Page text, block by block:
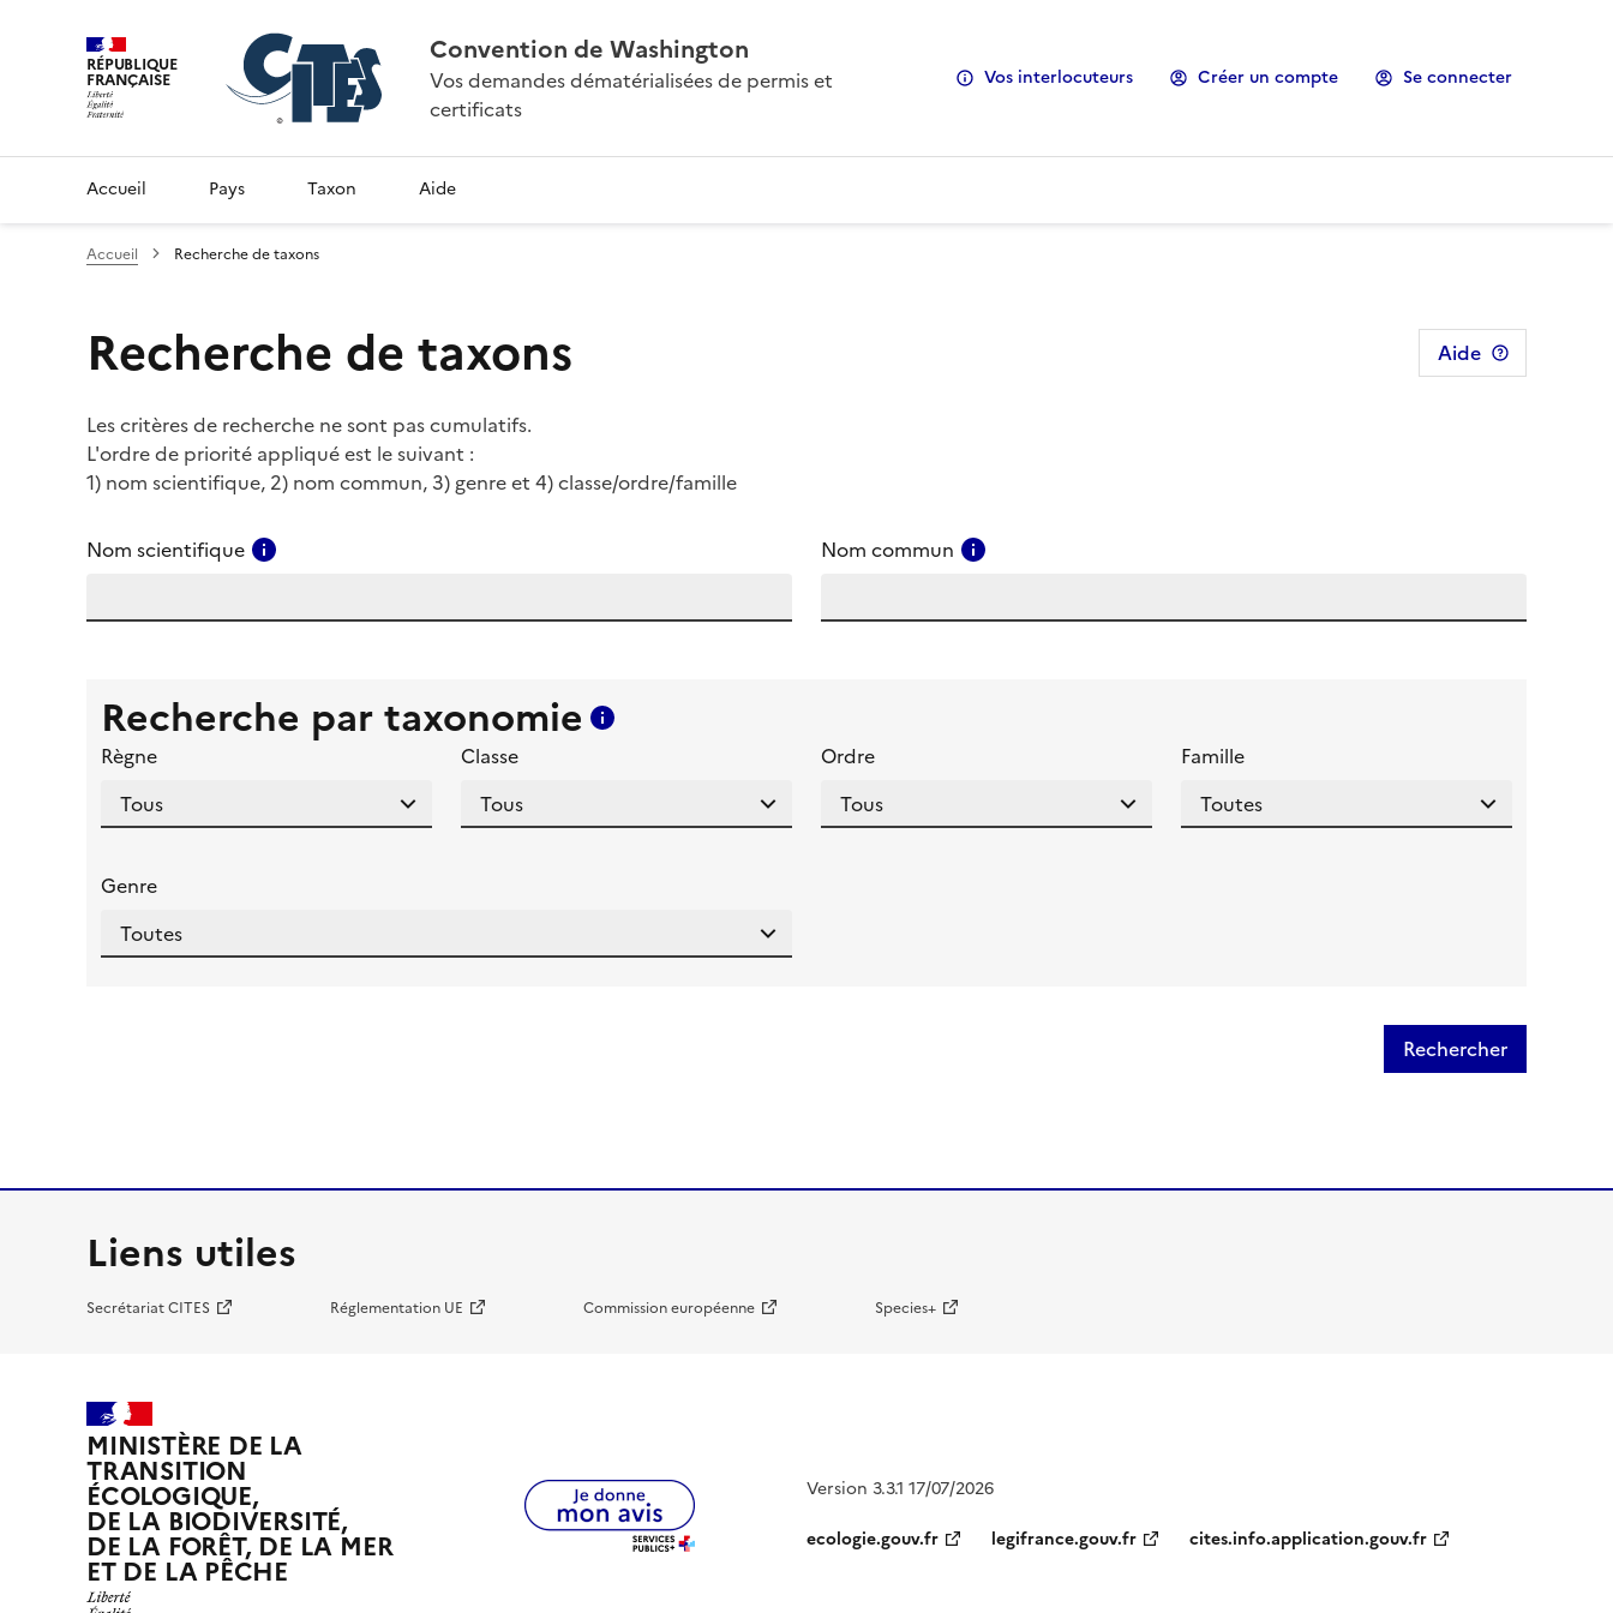
RÉPUBLIQUE
FRANÇAISE
Convention de Washington
Vos demandes dématérialisées de permis et
certificats
Vos interlocuteurs Créer un compte Se connecter
Accueil Pays Taxon Aide
Accueil Recherche de taxons
Recherche de taxons Aide
Les critères de recherche ne sont pas cumulatifs.
L'ordre de priorité appliqué est le suivant :
1) nom scientifique, 2) nom commun, 3) genre et 4) classe/ordre/famille
Nom scientifique Nom commun
Recherche par taxonomie
Règne
Classe Ordre Famille
Genre
Rechercher
Liens utiles
Secrétariat CITES Réglementation UE Commission européenne Species+
MINISTÈRE DE LA
TRANSITION
ÉCOLOGIQUE,
DE LA BIODIVERSITÉ,
DE LA FORÊT, DE LA MER
ET DE LA PÊCHE
Version 3.3.1 17/07/2026
ecologie.gouv.fr
legifrance.gouv.fr cites.info.application.gouv.fr